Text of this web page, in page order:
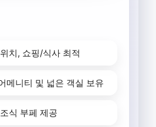
치, 쇼핑/식사 최적
메니티 및 넓은 객실 보유
식 부페 제공